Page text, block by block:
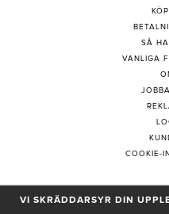
SÅ
VANLIGA
COOKIE-
VI SKRÄDDARSYR DIN